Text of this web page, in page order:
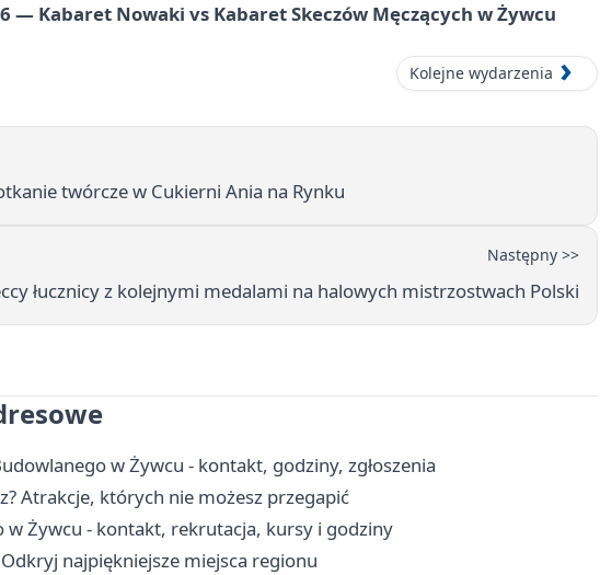
— Kabaret Nowaki vs Kabaret Skeczów Męczących w Żywcu
Kolejne wydarzenia
twórcze w Cukierni Ania na Rynku
Następny >>
łucznicy z kolejnymi medalami na halowych mistrzostwach Polski
w Żywcu - kontakt, godziny, zgłoszenia
Atrakcje, których nie możesz przegapić
w Żywcu - kontakt, rekrutacja, kursy i godziny
najpiękniejsze miejsca regionu